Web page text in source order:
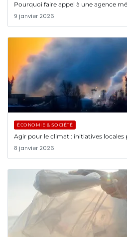
Pourquoi faire appel à une agence
9 janvier 2026
ÉCONOMIE & SOCIÉTÉ
Agir pour le climat : initiatives locales
8 janvier 2026